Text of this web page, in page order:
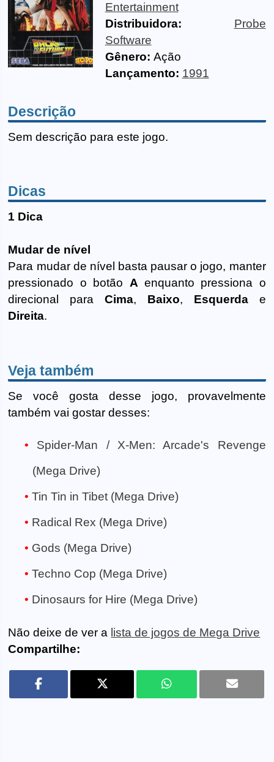
Entertainment
Distribuidora:
Probe
Software
Gênero: Ação
Lançamento: 1991
Descrição
Sem descrição para este jogo.
Dicas
1 Dica
Mudar de nível
Para mudar de nível basta pausar o jogo, manter
pressionado o botão A enquanto pressiona o
direcional paraCima, Baixo, Esquerdae
Direita.
Veja também
Se você gosta desse jogo, provavelmente
também vai gostar desses:
Spider-Man / X-Men: Arcade's Revenge
(Mega Drive)
Tin Tin in Tibet (Mega Drive)
Radical Rex (Mega Drive)
Gods (Mega Drive)
Techno Cop (Mega Drive)
Dinosaurs for Hire (Mega Drive)
Não deixe de ver a lista de jogos de Mega Drive
Compartilhe: